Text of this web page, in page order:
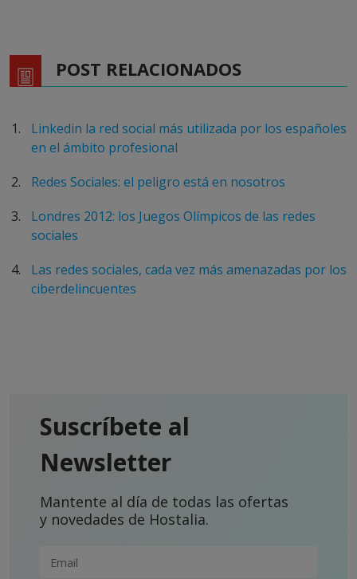
POST RELACIONADOS
Linkedin la red social más utilizada por los españoles
en el ámbito profesional
Redes Sociales: el peligro está en nosotros
Londres 2012: los Juegos Olímpicos de las redes
sociales
Las redes sociales, cada vez más amenazadas por los
ciberdelincuentes
Suscríbete al
Newsletter
Mantente al día de todas las ofertas
y novedades de Hostalia.